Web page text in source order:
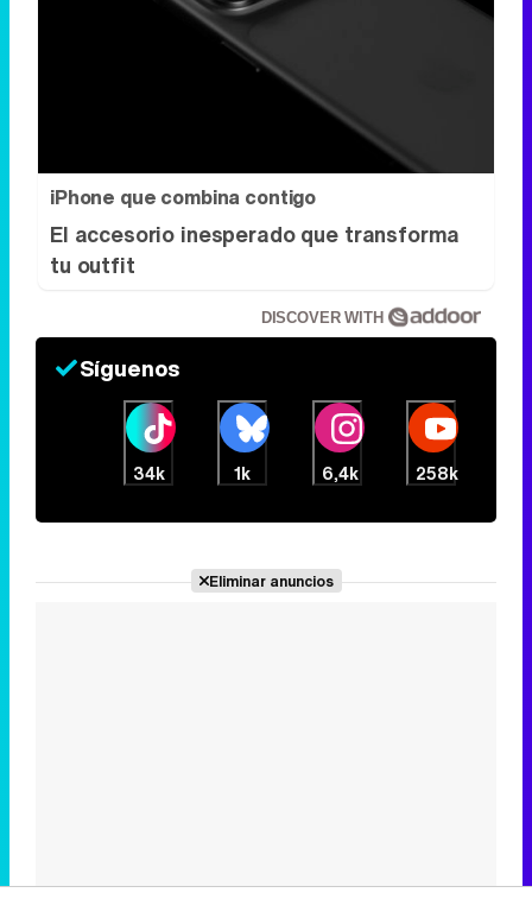
iPhone que combina contigo
El accesorio inesperado que transforma
DISCOVER WITH
Síguenos
6,4k 258k
Eliminar anuncios